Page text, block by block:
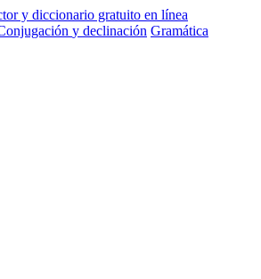
y declinación Gramática